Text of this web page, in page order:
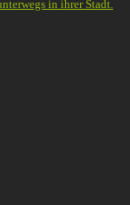
in ihrer Stadt.